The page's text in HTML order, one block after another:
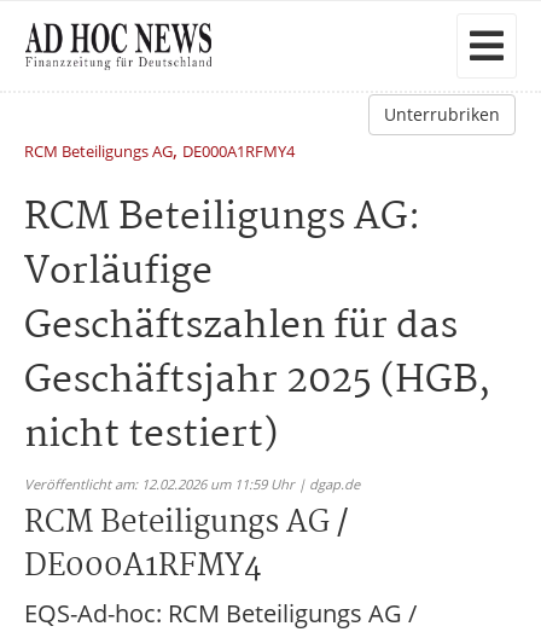
Unterrubriken
RCM Beteiligungs AG, DE000A1RFMY4
RCM Beteiligungs AG:
Vorläufige
Geschäftszahlen für das
Geschäftsjahr 2025 (HGB,
nicht testiert)
Veröffentlicht am: 12.02.2026 um 11:59 Uhr | dgap.de
RCM Beteiligungs AG /
DE000A1RFMY4
EQS-Ad-hoc: RCM Beteiligungs AG /